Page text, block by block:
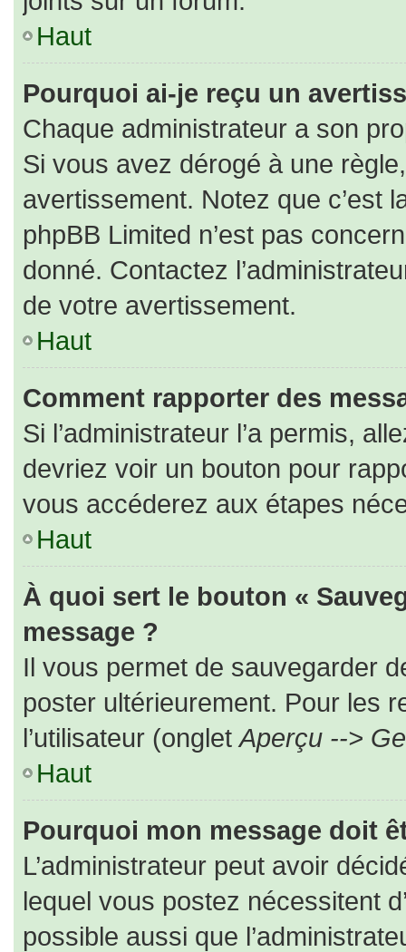
Haut
Pourquoi ai-je reçu un
Chaque administrateur a son
Si vous avez dérogé à une
avertissement. Notez que c’est
phpBB Limited n’est pas
donné. Contactez
de votre avertissement.
Haut
Comment rapporter des
Si l’administrateur l’a permis,
devriez voir un bouton pour
vous accéderez aux étapes
Haut
À quoi sert le bouton «
message ?
Il vous permet de sauvegarder
poster ultérieurement. Pour les
l’utilisateur (ongletAperçu -->
Haut
Pourquoi mon message doit
L’administrateur peut avoir
lequel vous postez nécessitent
possible aussi que